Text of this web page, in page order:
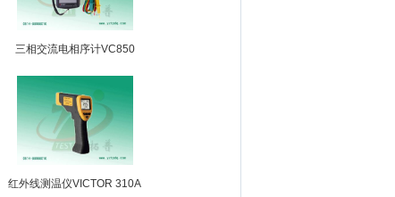
三相交流电相序计VC850
红外线测温仪VICTOR 310A